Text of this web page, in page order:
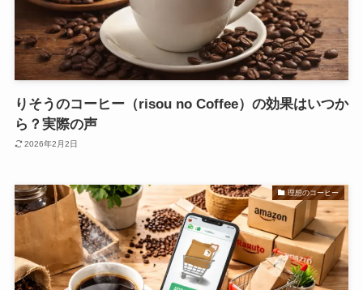
りそうのコーヒー（risou no Coffee）の効果はいつか
ら？実際の声
2026年2月2日
理想のコーヒー